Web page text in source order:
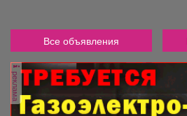
Все объявления
реклама